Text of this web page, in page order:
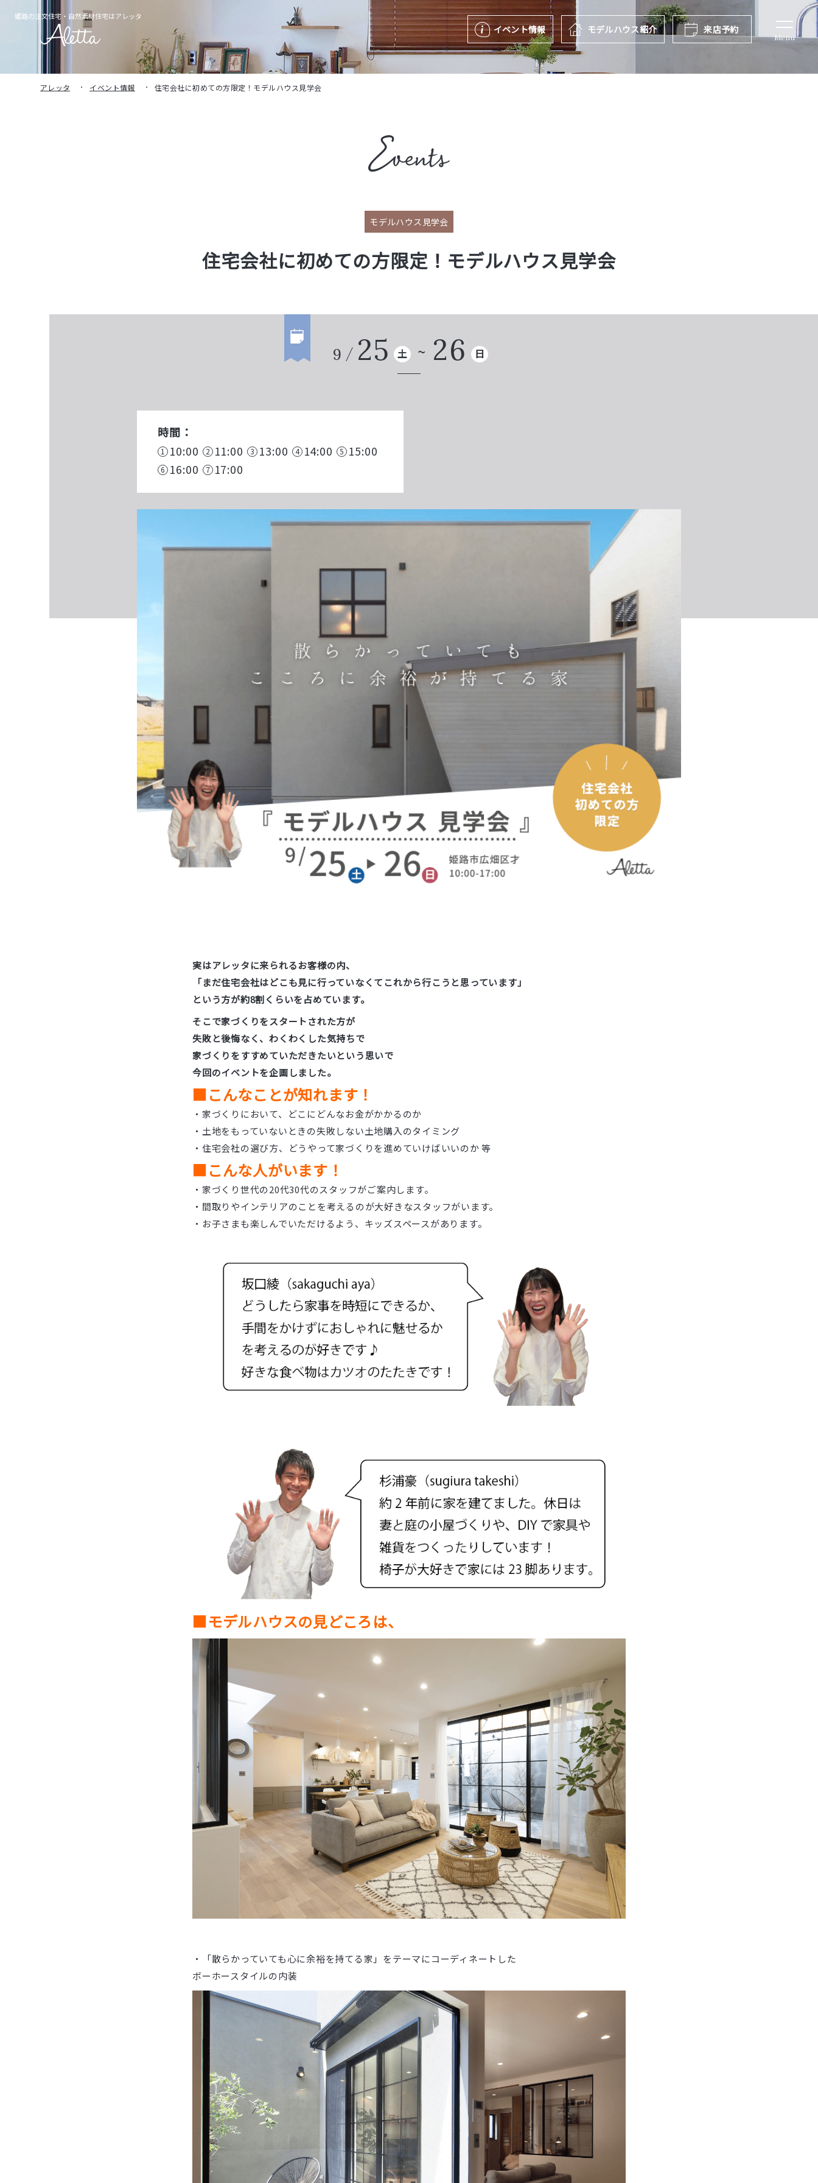
姫路の注文住宅・ 自然素材住宅はアレッタ
イベント情報 モデルハウス紹介 来店予約
Menu
アレッタ イベント情報 住宅会社に初めての方限定！モデルハウス見学会
モデルハウス見学会
住宅会社に初めての方限定！モデルハウス見学会
9 25 土 26 日
時間：
10:00
11:00 13:00 14:00
15:00
16:00
17:00
実はアレッタに来られるお客様の内、
「まだ住宅会社はどこも見に行っていなくてこれから行こうと思っています」
という方が約8割くらいを占めています。
そこで家づくりをスタートされた方が
失敗と後悔なく、わくわくした気持ちで
家づくりをすすめていただきたいという思いで
今回のイベントを企画しました。
■こんなことが知れます！
・家づくりにおいて、どこにどんなお金がかかるのか
・土地をもっていないときの失敗しない土地購入のタイミング
・住宅会社の選び方、どうやって家づくりを進めていけばいいのか 等
■こんな人がいます！
・家づくり世代の20代30代のスタッフがご案内します。
・間取りやインテリアのことを考えるのが大好きなスタッフがいます。
・お子さまも楽しんでいただけるよう、キッズスペースがあります。
■モデルハウスの見どころは、
・「散らかっていても心に余裕を持てる家」をテーマにコーディネートした
ボーホースタイルの内装